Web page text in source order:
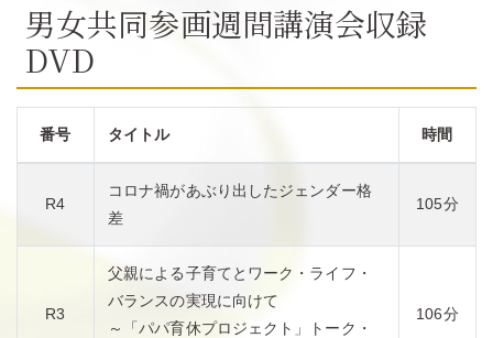
男女共同参画週間講演会収録
DVD
番号 タイトル 時間
R4
コロナ禍があぶり出したジェンダー格
差
105分
R3
父親による子育てとワーク・ライフ・
バランスの実現に向けて
～「パパ育休プロジェクト」トーク・
106分